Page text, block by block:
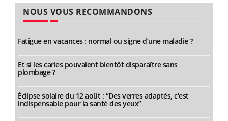
NOUS VOUS RECOMMANDONS
Fatigue en vacances : normal ou signe d’une maladie ?
Et si les caries pouvaient bientôt disparaître sans
plombage ?
Éclipse solaire du 12 août : “Des verres adaptés, c'est
indispensable pour la santé des yeux”